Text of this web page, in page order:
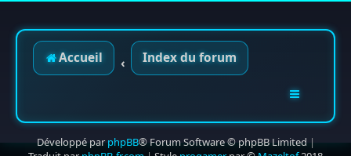
Accueil Index du forum
Développé parphpBB® Forum Software © phpBB Limited |